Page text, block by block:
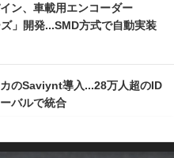
ン、車載用エンコーダー
ズ」開発...SMD方式で自動実装
のSaviynt導入...28万人超のID
バルで統合